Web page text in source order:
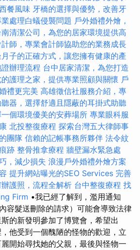
餐風味 牙橋的選擇與優勢，改善牙
處理白蟻侵襲問題 戶外婚禮外燴，
南清潔公司，為您的居家環境提供高
師，專業會計師協助您的業務成長
子的正確方式，讓您擁有健康的產
辦理流程 台中居家清潔，為您打造
護理之家，提供專業照顧與關懷 戶
禮更完美 高雄徵信社服務介紹，專
器，選擇舒適且隱蔽的耳掛式助聽
個環境優美的安葬場所 專業眼科服
北投整復療程 探索台灣五大律師事
團隊 信賴的記帳事務所夥伴 法令紋
跡 整骨推拿療程 牆壁漏水緊急處
，減少損失 浪漫戶外婚禮外燴方案
提升網站曝光的SEO Services 完善
護照，流程全解析 台中整復療程 找
Firm •我已經了解到，濫用通知
容髮送刪除的請求）可能會導致法律
的新發明參加了博覽會，希望出
他受到一個醜陋的怪物的歡迎，立
開始尋找她的父親，最後與怪物一